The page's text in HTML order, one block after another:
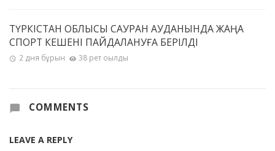
ТҮРКІСТАН ОБЛЫСЫ САУРАН АУДАНЫНДА ЖАҢА
СПОРТ КЕШЕНІ ПАЙДАЛАНУҒА БЕРІЛДІ
2 дня бұрын 38 рет оқылды
COMMENTS
LEAVE A REPLY